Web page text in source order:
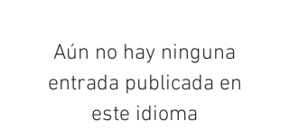
Aún no hay ninguna
entrada publicada en
este idioma